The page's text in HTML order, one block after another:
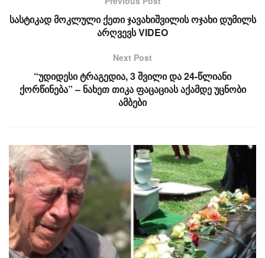
სასტიკად მოკლული ქეთი ჯავახიშვილის ოჯახი დუმილს
არღვევს VIDEO
Next Post
“უდიდესი ტრაგედია, 3 შვილი და 24-წლიანი
ქორწინება” – ნახეთ თიკა ფაცაციას აქამდე უცნობი
ამბები